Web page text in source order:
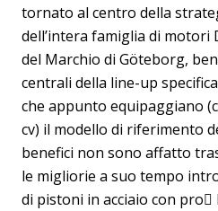
tornato al centro della
dell’intera famiglia di motori
del Marchio di Göteborg,
centrali della line-up
che appunto equipaggiano
cv) il modello di riferimento
benefici non sono affatto
le migliorie a suo tempo
di pistoni in acciaio con pro